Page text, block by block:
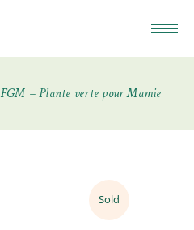
FGM – Plante verte pour Mamie
Sold